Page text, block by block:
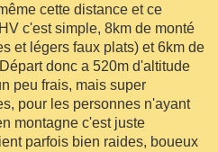
cette distance et ce
c'est simple, 8km de monté
et légers faux plats) et 6km de
donc a 520m d'altitude
peu frais, mais super
pour les personnes n'ayant
montagne c'est juste
parfois bien raides, boueux